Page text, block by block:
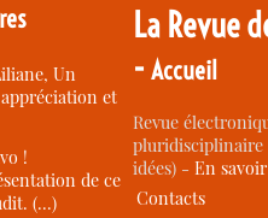
Un
et
!
de ce
(…)
La Revue
-Accueil
Revue
idées) -En
Contacts